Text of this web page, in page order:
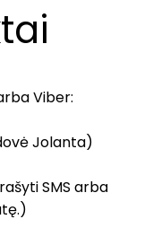
Viber:
Jolanta)
SMS arba